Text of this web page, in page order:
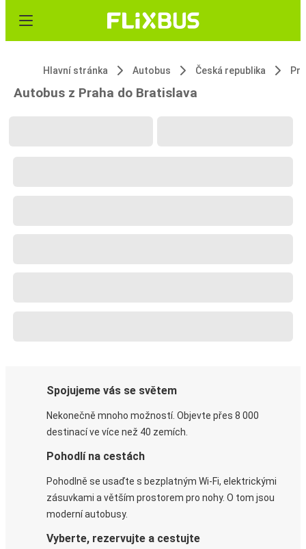
Hlavní stránka Autobus Česká republika
Autobus z Praha do Bratislava
Spojujeme vás se světem
Nekonečně mnoho možností. Objevte přes 8 000
destinací ve více než 40 zemích.
Pohodlí na cestách
Pohodlně se usaďte s bezplatným Wi-Fi, elektrickými
zásuvkami a větším prostorem pro nohy. O tom jsou
moderní autobusy.
Vyberte, rezervujte a cestujte